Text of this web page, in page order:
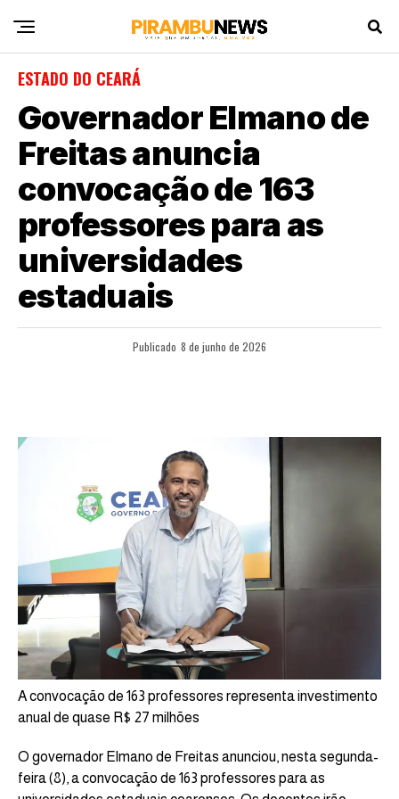
ESTADO DO CEARÁ
Governador Elmano de
Freitas anuncia
convocação de 163
professores para as
universidades
estaduais
Publicado 8 de junho de 2026
A convocação de 163 professores representa investimento
anual de quase R$ 27 milhões
O governador Elmano de Freitas anunciou, nesta segunda-
feira (8), a convocação de 163 professores para as